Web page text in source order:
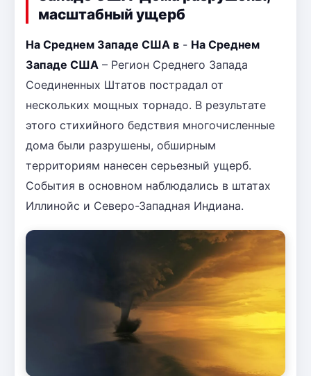
масштабный ущерб
На Среднем Западе США в - На Среднем
Западе США – Регион Среднего Запада
Соединенных Штатов пострадал от
нескольких мощных торнадо. В результате
этого стихийного бедствия многочисленные
дома были разрушены, обширным
территориям нанесен серьезный ущерб.
События в основном наблюдались в штатах
Иллинойс и Северо-Западная Индиана.